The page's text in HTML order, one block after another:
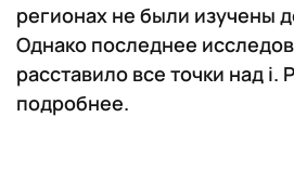
регионах не были изучены
Однако последнее
расставило все точки над i.
подробнее.